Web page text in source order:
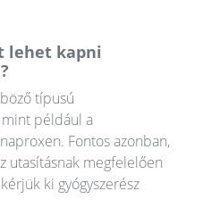
lehet kapni
típusú
például a
Fontos azonban,
utasításnak megfelelően
ki gyógyszerész